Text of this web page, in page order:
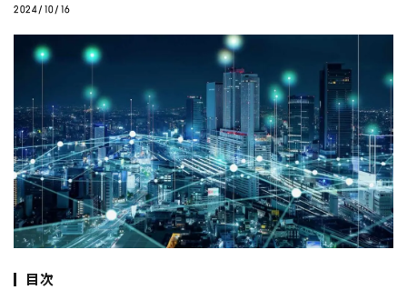
ノーコードで予測業務
にできる？
て？
AI活用に も使えるの？
AI 需要予測 シフト作成 DX 生産管理 データ分析
業務効率化 機械学習 在庫管理 BIツール
CLOSE
2024/10/16
目次